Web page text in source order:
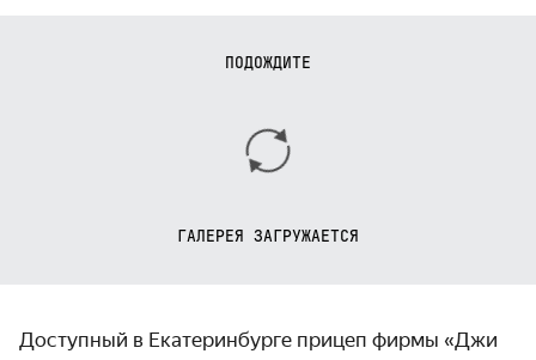
ПОДОЖДИТЕ
ГАЛЕРЕЯ ЗАГРУЖАЕТСЯ
Доступный в Екатеринбурге прицеп фирмы «Джи